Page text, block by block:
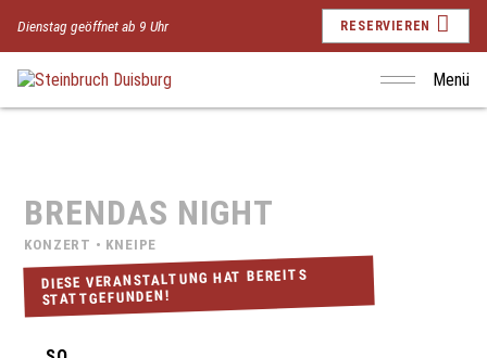
Menü
Dienstag geöffnet ab 9 Uhr RESERVIEREN
BRENDAS NIGHT
KONZERT • KNEIPE
DIESE VERANSTALTUNG HAT BEREITS
STATTGEFUNDEN!